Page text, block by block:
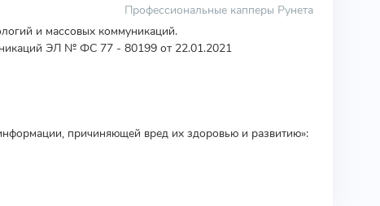
Профессиональные капперы Рунета
и массовых коммуникаций.
ЭЛ № ФС 77 - 80199 от 22.01.2021
причиняющей вред их здоровью и развитию»: